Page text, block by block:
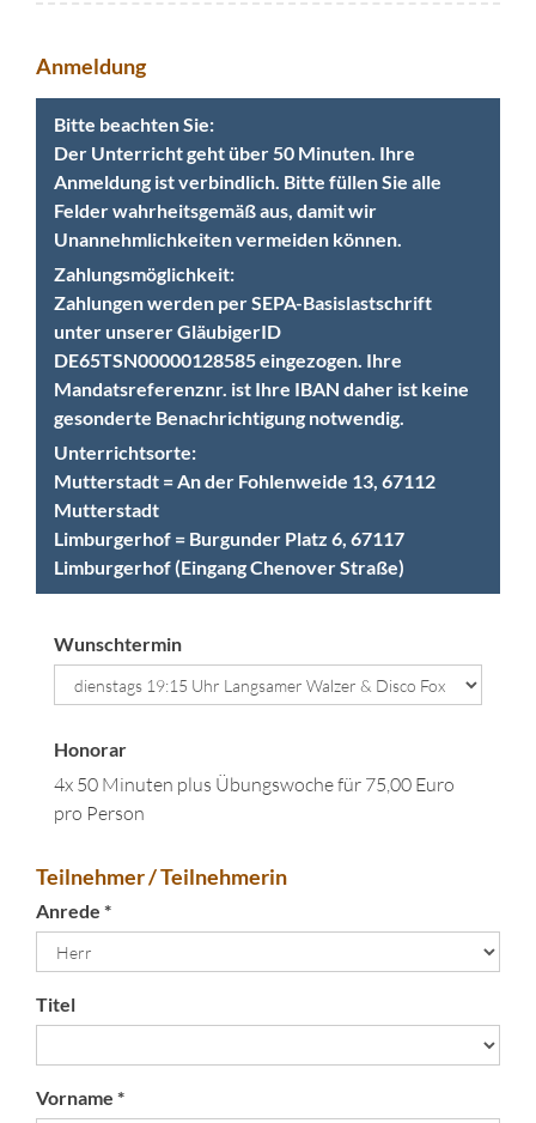
Anmeldung
Bitte beachten Sie:
Der Unterricht geht über 50 Minuten. Ihre
Anmeldung ist verbindlich. Bitte füllen Sie alle
Felder wahrheitsgemäß aus, damit wir
Unannehmlichkeiten vermeiden können.
Zahlungsmöglichkeit:
Zahlungen werden per SEPA-Basislastschrift
unter unserer GläubigerID
DE65TSN00000128585 eingezogen. Ihre
Mandatsreferenznr. ist Ihre IBAN daher ist keine
gesonderte Benachrichtigung notwendig.
Unterrichtsorte:
Mutterstadt = An der Fohlenweide 13, 67112
Mutterstadt
Limburgerhof = Burgunder Platz 6, 67117
Limburgerhof (Eingang Chenover Straße)
Wunschtermin
Honorar
4x 50 Minuten plus Übungswoche für 75,00 Euro
pro Person
Teilnehmer / Teilnehmerin
Anrede *
Titel
Vorname *